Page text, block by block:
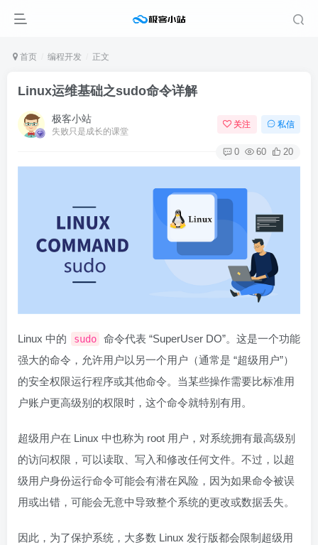
首页 编程开发 正文
Linux运维基础之sudo命令详解
极客小站
失败只是成长的课堂
关注 私信
0 60 20
Linux 中的 sudo
命令代表 “SuperUser DO”。这是一个功能
强大的命令，允许用户以另一个用户（通常是 “超级用户”）
的安全权限运行程序或其他命令。当某些操作需要比标准用
户账户更高级别的权限时，这个命令就特别有用。
超级用户在 Linux 中也称为 root 用户，对系统拥有最高级别
的访问权限，可以读取、写入和修改任何文件。不过，以超
级用户身份运行命令可能会有潜在风险，因为如果命令被误
用或出错，可能会无意中导致整个系统的更改或数据丢失。
因此，为了保护系统，大多数 Linux 发行版都会限制超级用